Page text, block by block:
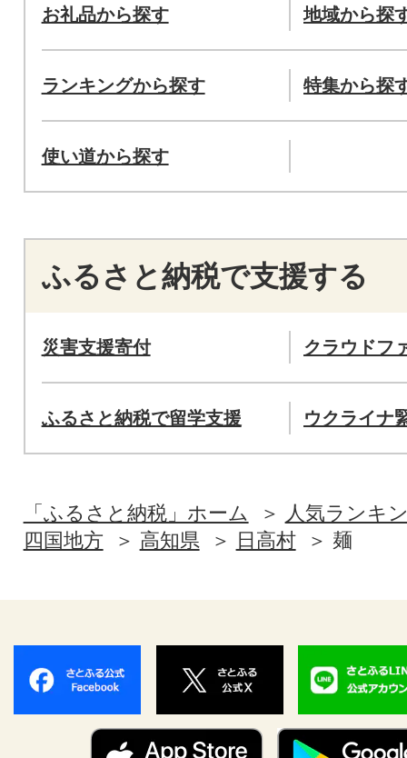
お礼品から探す 地域から探
ランキングから探す 特集から探
使い道から探す
ふるさと納税で支援する
災害支援寄付 クラウドフ
ふるさと納税で留学支援 ウクライナ
「ふるさと納税」ホーム
人気ランキ
四国地方
高知県 日高村 麺